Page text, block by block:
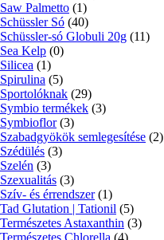
Saw Palmetto (1)
Schüssler Só (40)
Schüssler-só Globuli 20g (11)
Sea Kelp (0)
Silicea (1)
Spirulina (5)
Sportolóknak (29)
Symbio termékek (3)
Symbioflor (3)
Szabadgyökök semlegesítése (2)
Szédülés (3)
Szelén (3)
Szexualitás (3)
Szív- és érrendszer (1)
Tad Glutation | Tationil (5)
Természetes Astaxanthin (3)